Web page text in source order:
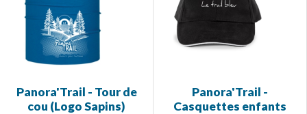
Panora'Trail - Tour de
cou (Logo Sapins)
Panora'Trail -
Casquettes enfants